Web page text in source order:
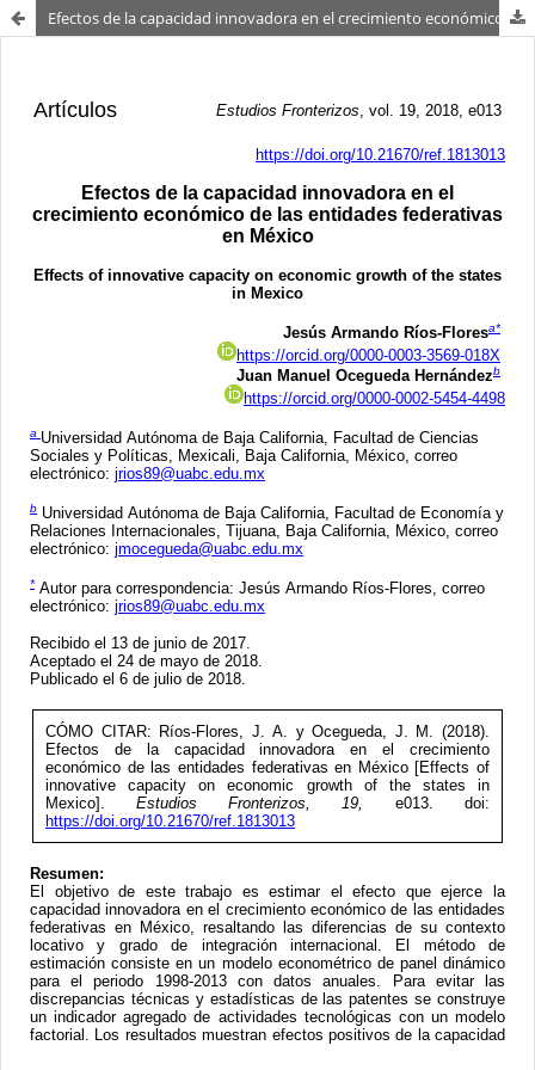
Efectos de la capacidad innovadora en el crecimiento económico de las entidades federativas en México